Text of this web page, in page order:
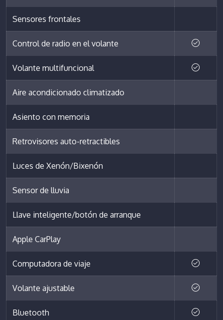
Sensores frontales
Control de radio en el volante
Volante multifuncional
Aire acondicionado climatizado
Asiento con memoria
Retrovisores auto-retractibles
Luces de Xenón/Bixenón
Sensor de lluvia
Llave inteligente/botón de arranque
Apple CarPlay
Computadora de viaje
Volante ajustable
Bluetooth